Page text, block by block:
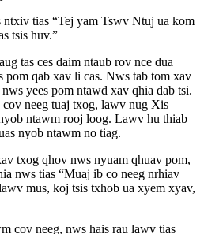
tias “Tej yam Tswv Ntuj ua kom
tsis huv.”
tas ces daim ntaub rov nce dua
pom qab xav li cas. Nws tab tom xav
yees pom ntawd xav qhia dab tsi.
neeg tuaj txog, lawv nug Xis
ntawm rooj loog. Lawv hu thiab
nyob ntawm no tiag.
txog qhov nws nyuam qhuav pom,
nws tias “Muaj ib co neeg nrhiav
mus, koj tsis txhob ua xyem xyav,
cov neeg, nws hais rau lawv tias